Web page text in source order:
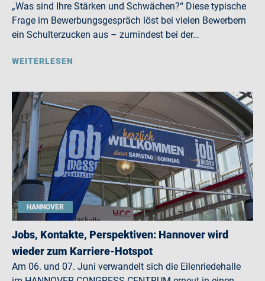
„Was sind Ihre Stärken und Schwächen?“ Diese typische
Frage im Bewerbungsgespräch löst bei vielen Bewerbern
ein Schulterzucken aus – zumindest bei der…
WEITERLESEN
HANNOVER
Jobs, Kontakte, Perspektiven: Hannover wird
wieder zum Karriere-Hotspot
Am 06. und 07. Juni verwandelt sich die Eilenriedehalle